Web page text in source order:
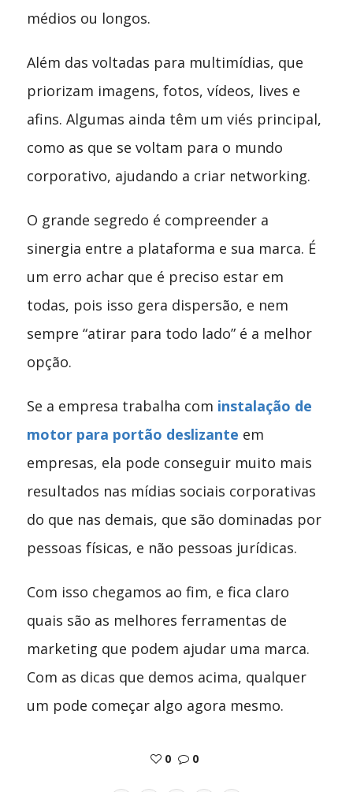
médios ou longos.
Além das voltadas para multimídias, que
priorizam imagens, fotos, vídeos, lives e
afins. Algumas ainda têm um viés principal,
como as que se voltam para o mundo
corporativo, ajudando a criar networking.
O grande segredo é compreender a
sinergia entre a plataforma e sua marca. É
um erro achar que é preciso estar em
todas, pois isso gera dispersão, e nem
sempre “atirar para todo lado” é a melhor
opção.
Se a empresa trabalha com instalação de
motor para portão deslizante em
empresas, ela pode conseguir muito mais
resultados nas mídias sociais corporativas
do que nas demais, que são dominadas por
pessoas físicas, e não pessoas jurídicas.
Com isso chegamos ao fim, e fica claro
quais são as melhores ferramentas de
marketing que podem ajudar uma marca.
Com as dicas que demos acima, qualquer
um pode começar algo agora mesmo.
0 0